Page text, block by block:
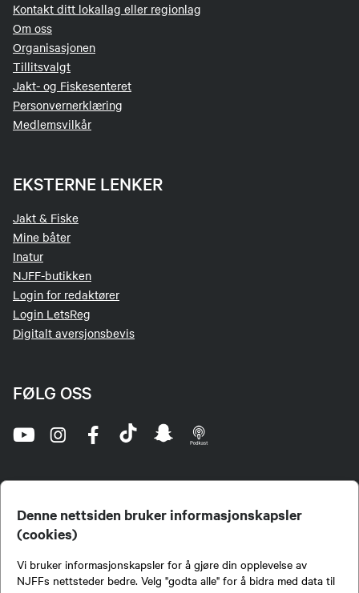
Denne nettsiden bruker informasjonskapsler
(cookies)
Vi bruker informasjonskapsler for å gjøre din opplevelse av
NJFFs nettsteder bedre. Velg "godta alle" for å bidra med data til
Kontakt ditt lokallag eller regionlag
Om oss
Organisasjonen
Tillitsvalgt
Jakt- og Fiskesenteret
Personvernerklæring
Medlemsvilkår
EKSTERNE LENKER
Jakt & Fiske
Mine båter
Inatur
NJFF-butikken
Login for redaktører
Login LetsReg
Digitalt aversjonsbevis
FØLG OSS
jegere og sportsfiskere og et av de viktigste miljøene for formidling av kunnskap om jakt og
fiske i Norge. Vi er en partipolitisk nøytral organisasjon, men har et sterkt jakt-, fiske-, og